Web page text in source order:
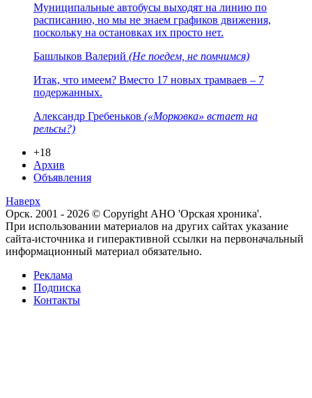
Муниципальные автобусы выходят на линию по
расписанию, но мы не знаем графиков движения,
поскольку на остановках их просто нет.
Башлыков Валерий (Не поедем, не помчимся)
Итак, что имеем? Вместо 17 новых трамваев – 7
подержанных.
Александр Гребеньков («Морковка» встает на
рельсы?)
+18
Архив
Объявления
Наверх
Орск. 2001 - 2026 © Copyright АНО 'Орская хроника'.
При использовании материалов на других сайтах указание
сайта-источника и гиперактивной ссылки на первоначальный
информационный материал обязательно.
Реклама
Подписка
Контакты